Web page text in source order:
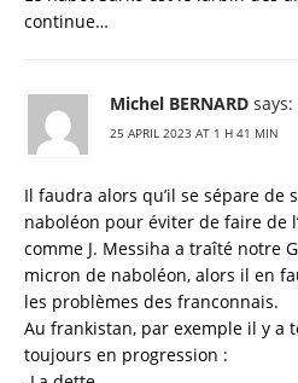
continue…
Michel BERNARD says:
25 APRIL 2023 AT 1 H 41 MIN
Il faudra alors qu’il se sépare de
naboléon pour éviter de faire de
comme J. Messiha a traîté notre
micron de naboléon, alors il en
les problèmes des franconnais.
Au frankistan, par exemple il y a
toujours en progression :